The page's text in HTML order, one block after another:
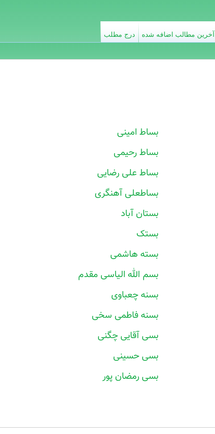
بساط امینی
بساط رحیمی
بساط علی رضایی
بساطعلی آهنگری
بستان آباد
بستک
بسته هاشمی
بسم الله الیاسی مقدم
بسنه چعباوی
بسنه فاطمی سخی
بسی آقایی چگنی
بسی حسینی
بسی رمضان پور
درج مطلب آخرین مطالب اضافه شده